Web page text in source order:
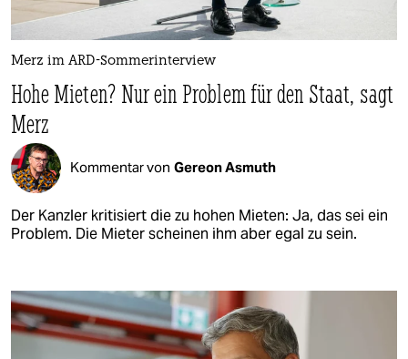
Merz im ARD-Sommerinterview
Hohe Mieten? Nur ein Problem für den Staat, sagt
Merz
Kommentar von Gereon Asmuth
Der Kanzler kritisiert die zu hohen Mieten: Ja, das sei ein
Problem. Die Mieter scheinen ihm aber egal zu sein.